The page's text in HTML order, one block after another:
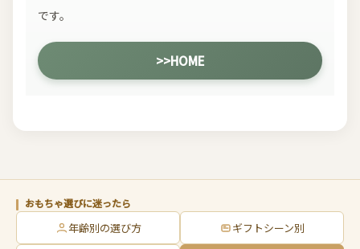
です。
>>HOME
おもちゃ選びに迷ったら
年齢別の選び方 ギフトシーン別